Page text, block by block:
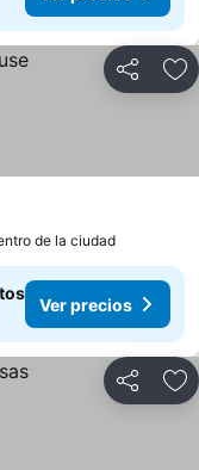
Compartir
de la ciudad
Ver precios
Compartir